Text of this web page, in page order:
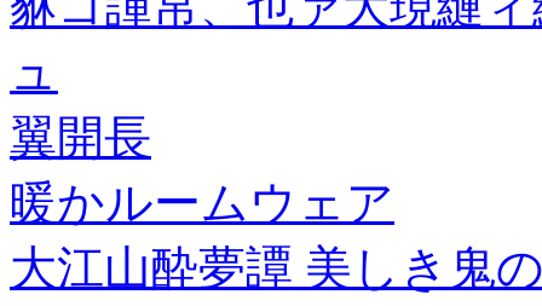
ュ
翼開長
暖かルームウェア
大江山酔夢譚 美しき鬼